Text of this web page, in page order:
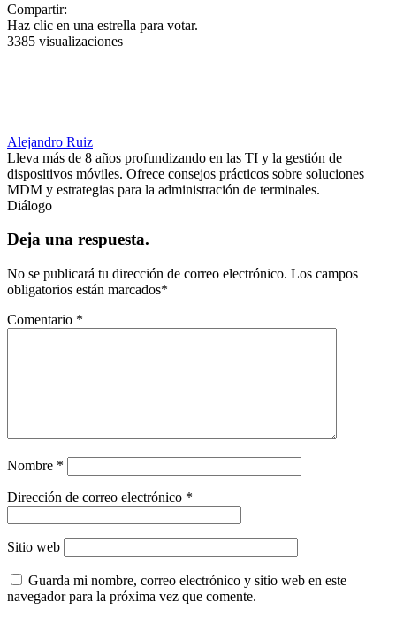
Compartir:
Haz clic en una estrella para votar.
3385 visualizaciones
Alejandro Ruiz
Lleva más de 8 años profundizando en las TI y la gestión de
dispositivos móviles. Ofrece consejos prácticos sobre soluciones
MDM y estrategias para la administración de terminales.
Diálogo
Deja una respuesta.
No se publicará tu dirección de correo electrónico. Los campos
obligatorios están marcados*
Comentario *
Nombre *
Dirección de correo electrónico *
Sitio web
Guarda mi nombre, correo electrónico y sitio web en este
navegador para la próxima vez que comente.